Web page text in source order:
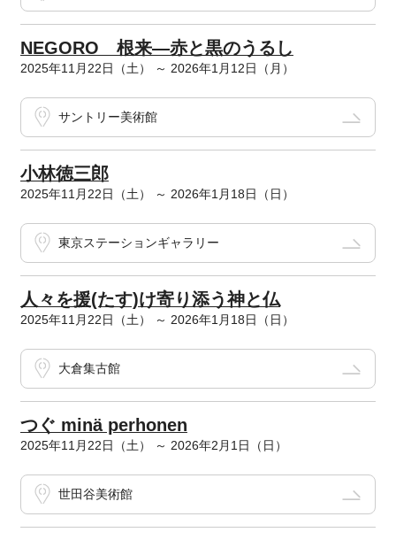
NEGORO 根来―赤と黒のうるし
2025年11月22日（土） ～ 2026年1月12日（月）
サントリー美術館
小林徳三郎
2025年11月22日（土） ～ 2026年1月18日（日）
東京ステーションギャラリー
人々を援(たす)け寄り添う神と仏
2025年11月22日（土） ～ 2026年1月18日（日）
大倉集古館
つぐ minä perhonen
2025年11月22日（土） ～ 2026年2月1日（日）
世田谷美術館